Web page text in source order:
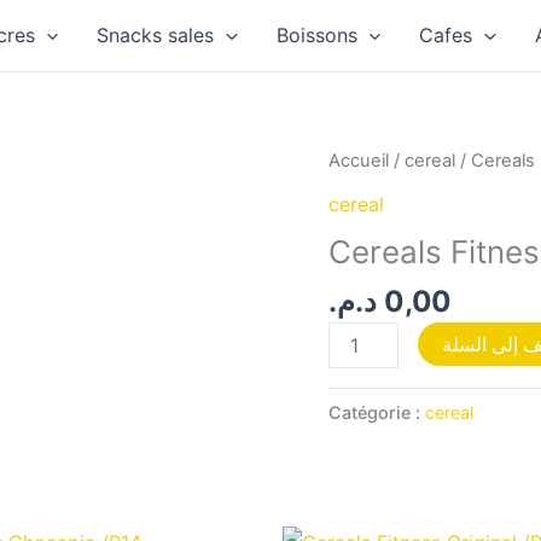
Snacks sales Boissons Cafes
Accueil / cereal / Cereals
cereal
Cereals
0,00 د.م.
quantité
Fitness
/P14
إلى السلة
Catégorie : cereal